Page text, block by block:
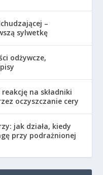
–
sylwetkę
odżywcze,
na składniki
oczyszczanie cery
jak działa, kiedy
przy podrażnionej